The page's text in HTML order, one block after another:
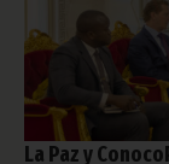
La Paz y